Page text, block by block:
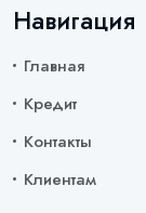
Навигация
Главная
Кредит
Контакты
Клиентам